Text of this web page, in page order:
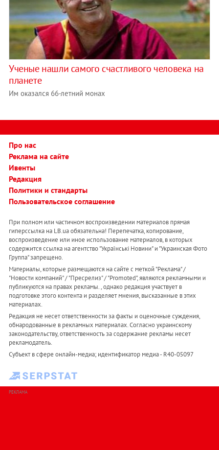
Ученые нашли самого счастливого человека на
планете
Им оказался 66-летний монах
Про нас
Реклама на сайте
Ивенты
Редакция
Политики и стандарты
Пользовательское соглашение
При полном или частичном воспроизведении материалов прямая
гиперссылка на LB.ua обязательна! Перепечатка, копирование,
воспроизведение или иное использование материалов, в которых
содержится ссылка на агентство "Українськi Новини" и "Украинская Фото
Группа" запрещено.
Материалы, которые размещаются на сайте с меткой "Реклама" /
"Новости компаний" / "Пресрелиз" / "Promoted", являются рекламными и
публикуются на правах рекламы. , однако редакция участвует в
подготовке этого контента и разделяет мнения, высказанные в этих
материалах.
Редакция не несет ответственности за факты и оценочные суждения,
обнародованные в рекламных материалах. Согласно украинскому
законодательству, ответственность за содержание рекламы несет
рекламодатель.
Субъект в сфере онлайн-медиа; идентификатор медиа - R40-05097
РЕКЛАМА